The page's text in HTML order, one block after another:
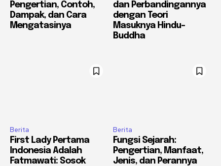
Pengertian, Contoh,
Dampak, dan Cara
Mengatasinya
dan Perbandingannya
dengan Teori
Masuknya Hindu-
Buddha
Berita
First Lady Pertama
Indonesia Adalah
Fatmawati: Sosok
Berita
Fungsi Sejarah:
Pengertian, Manfaat,
Jenis, dan Perannya